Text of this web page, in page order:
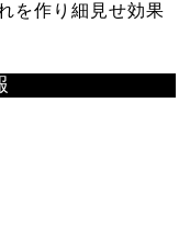
を作り細見せ効果